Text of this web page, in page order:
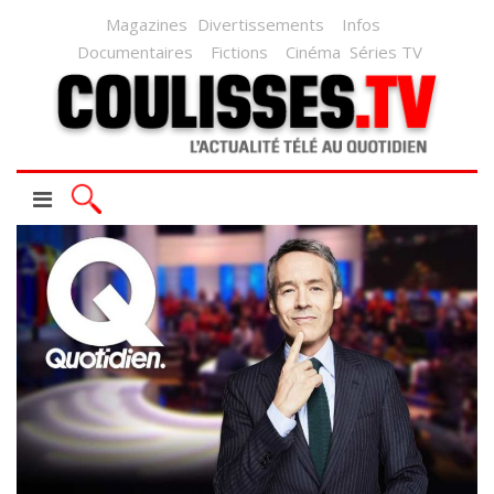
Magazines Divertissements
Infos
Documentaires
Fictions Cinéma Séries TV